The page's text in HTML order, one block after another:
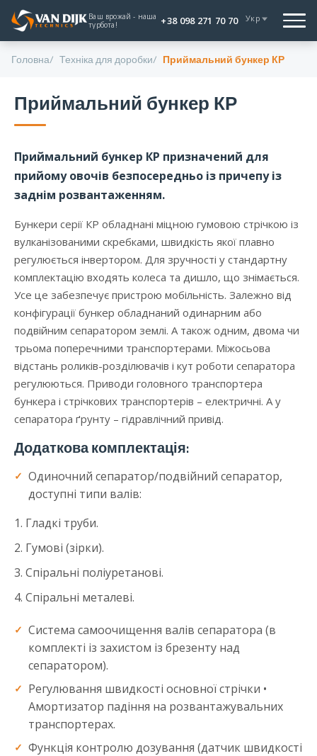
Ваш врожай - наша
турбота!
+38 098 271 70 70 Укр
Головна Техніка для доробки Приймальний бункер КР
Приймальний бункер КР
Приймальний бункер КР призначений для
прийому овочів безпосередньо із причепу із
заднім розвантаженням.
Бункери серії КР обладнані міцною гумовою стрічкою із
вулканізованими скребками, швидкість якої плавно
регулюється інвертором. Для зручності у стандартну
комплектацію входять колеса та дишло, що знімається.
Усе це забезпечує пристрою мобільність. Залежно від
конфігурації бункер обладнаний одинарним або
подвійним сепаратором землі. А також одним, двома чи
трьома поперечними транспортерами. Міжосьова
відстань роликів-розділювачів і кут роботи сепаратора
регулюються. Приводи головного транспортера
бункера і стрічкових транспортерів – електричні. А у
сепаратора ґрунту – гідравлічний привід.
Додаткова комплектація:
Одиночний сепаратор/подвійний сепаратор,
доступні типи валів:
Гладкі труби.
Гумові (зірки).
Спіральні поліуретанові.
Спіральні металеві.
Система самоочищення валів сепаратора (в
комплекті із захистом із брезенту над
сепаратором).
Регулювання швидкості основної стрічки •
Амортизатор падіння на розвантажувальних
транспортерах.
Функція контролю дозування (датчик швидкості